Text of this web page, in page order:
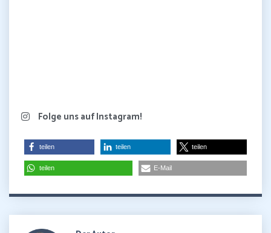
Folge uns auf Instagram!
teilen teilen teilen
teilen E-Mail